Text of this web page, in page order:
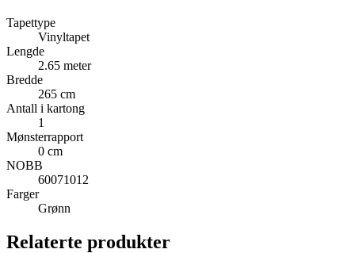
Tapettype
Vinyltapet
Lengde
2.65 meter
Bredde
265 cm
Antall i kartong
1
Mønsterrapport
0 cm
NOBB
60071012
Farger
Grønn
Relaterte produkter